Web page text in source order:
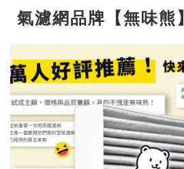
氣濾網品牌【無味熊】